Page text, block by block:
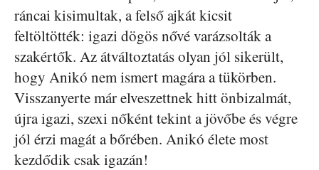
ráncai kisimultak, a felső ajkát kicsit
feltöltötték: igazi dögös nővé varázsolták a
szakértők. Az átváltoztatás olyan jól sikerült,
hogy Anikó nem ismert magára a tükörben.
Visszanyerte már elveszettnek hitt önbizalmát,
újra igazi, szexi nőként tekint a jövőbe és végre
jól érzi magát a bőrében. Anikó élete most
kezdődik csak igazán!